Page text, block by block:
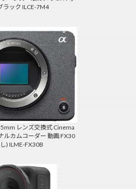
ラック ILCE-7M4
レンズ交換式 Cinema
ルカムコーダー 動画 FX30
) ILME-FX30B